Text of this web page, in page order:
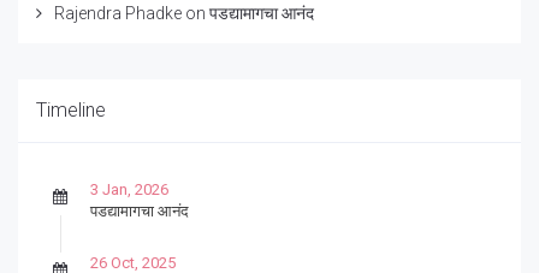
Rajendra Phadke on पडद्यामागचा आनंद
Timeline
3 Jan, 2026
पडद्यामागचा आनंद
26 Oct, 2025